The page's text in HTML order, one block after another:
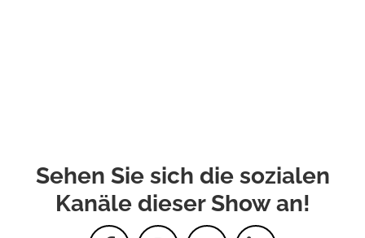
Sehen Sie sich die sozialen
Kanäle dieser Show an!